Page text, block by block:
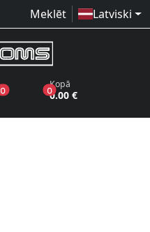
Meklēt Latviski
0produkti vēlmju sarakstā
0produkti grozā
Kopā
0.00 €